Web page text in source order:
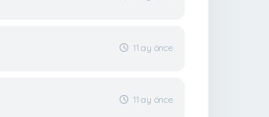
11 ay önce
11 ay önce